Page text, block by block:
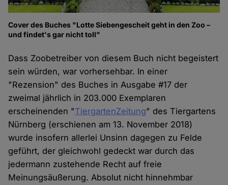
Cover des Buches "Lotte Siebengescheit geht in den Zoo –
und findet's gar nicht toll"
Dass Zoobetreiber von diesem Buch nicht begeistert
sein würden, war vorhersehbar. In einer
"Rezension" des Buches in Ausgabe #17 der
zweimal jährlich in 203.000 Exemplaren
erscheinenden "TiergartenZeitung" des Tiergartens
Nürnberg (erschienen am 13. November 2018)
wurde insofern allerlei Unsinn dagegen zu Felde
geführt, der gleichwohl gedeckt war durch das
jedermann zustehende Recht auf freie
Meinungsäußerung. Absolut nicht hinnehmbar